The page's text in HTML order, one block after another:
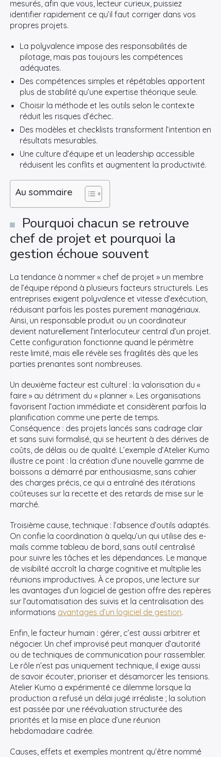
mesurés, afin que vous, lecteur curieux, puissiez
identifier rapidement ce qu’il faut corriger dans vos
propres projets.
La polyvalence impose des responsabilités de
pilotage, mais pas toujours les compétences
adéquates.
Des compétences simples et répétables apportent
plus de stabilité qu’une expertise théorique seule.
Choisir la méthode et les outils selon le contexte
réduit les risques d’échec.
Des modèles et checklists transforment l’intention en
résultats mesurables.
Une culture d’équipe et un leadership accessible
réduisent les conflits et augmentent la productivité.
Au sommaire
Pourquoi chacun se retrouve
chef de projet et pourquoi la
gestion échoue souvent
La tendance à nommer « chef de projet » un membre
de l’équipe répond à plusieurs facteurs structurels. Les
entreprises exigent polyvalence et vitesse d’exécution,
réduisant parfois les postes purement managériaux.
Ainsi, un responsable produit ou un coordinateur
devient naturellement l’interlocuteur central d’un projet.
Cette configuration fonctionne quand le périmètre
reste limité, mais elle révèle ses fragilités dès que les
parties prenantes sont nombreuses.
Un deuxième facteur est culturel : la valorisation du «
faire » au détriment du « planner ». Les organisations
favorisent l’action immédiate et considèrent parfois la
planification comme une perte de temps.
Conséquence : des projets lancés sans cadrage clair
et sans suivi formalisé, qui se heurtent à des dérives de
coûts, de délais ou de qualité. L’exemple d’Atelier Kumo
illustre ce point : la création d’une nouvelle gamme de
boissons a démarré par enthousiasme, sans cahier
des charges précis, ce qui a entraîné des itérations
coûteuses sur la recette et des retards de mise sur le
marché.
Troisième cause, technique : l’absence d’outils adaptés.
On confie la coordination à quelqu’un qui utilise des e-
mails comme tableau de bord, sans outil centralisé
pour suivre les tâches et les dépendances. Le manque
de visibilité accroît la charge cognitive et multiplie les
réunions improductives. À ce propos, une lecture sur
les avantages d’un logiciel de gestion offre des repères
sur l’automatisation des suivis et la centralisation des
informations avantages d’un logiciel de gestion.
Enfin, le facteur humain : gérer, c’est aussi arbitrer et
négocier. Un chef improvisé peut manquer d’autorité
ou de techniques de communication pour rassembler.
Le rôle n’est pas uniquement technique, il exige aussi
de savoir écouter, prioriser et désamorcer les tensions.
Atelier Kumo a expérimenté ce dilemme lorsque la
production a refusé un délai jugé irréaliste ; la solution
est passée par une réévaluation structurée des
priorités et la mise en place d’une réunion
hebdomadaire cadrée.
Causes, effets et exemples montrent qu’être nommé